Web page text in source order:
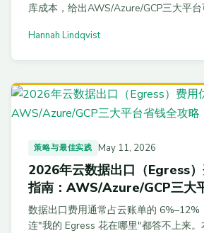
库成本，给出AWS/Azure/GCP三大平
把LLM账单砍掉40%-65%。
Hannah Lindqvist
策略与最佳实践 May 11, 2026
2026年云数据出口（Egress
指南：AWS/Azure/GCP三大
数据出口费用通常占云账单的 6%–12%
连"我的 Egress 花在哪里"都答不上来